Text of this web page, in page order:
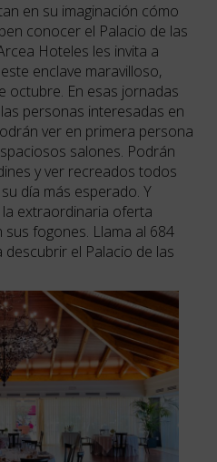
en su imaginación cómo
conocer el Palacio de las
Hoteles les invita a
enclave maravilloso,
octubre. En esas jornadas
personas interesadas en
ver en primera persona
salones. Podrán
y ver recreados todos
día más esperado. Y
extraordinaria oferta
fogones. Llama al 684
el Palacio de las